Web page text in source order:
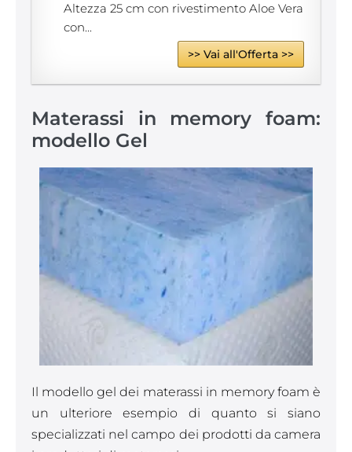
Altezza 25 cm con rivestimento Aloe Vera
con...
>> Vai all'Offerta >>
Materassi in memory foam:
modello Gel
Il modello gel dei materassi in memory foam è
un ulteriore esempio di quanto si siano
specializzati nel campo dei prodotti da camera